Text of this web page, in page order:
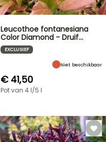
Leucothoe fontanesiana
Color Diamond - Druif…
EXCLUSIEF
Niet beschikbaar
€ 41,50
Pot van 4 l/5 l